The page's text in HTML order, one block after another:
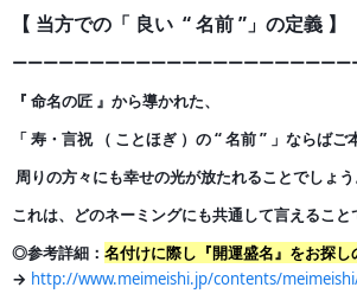
【 当方での「 良い “ 名前 ”」の定義 】
ーーーーーーーーーーーーーーーーーーーーーー
『 命名の匠 』から導かれた、
「 寿・言祝 （ ことほぎ ）の“ 名前 ” 」ならばご
周りの方々にも幸せの光が放たれることでしょう
これは、どのネーミングにも共通して言えること
◎参考詳細： 名付けに際し『開運盛名』をお探し
→ http://www.meimeishi.jp/contents/